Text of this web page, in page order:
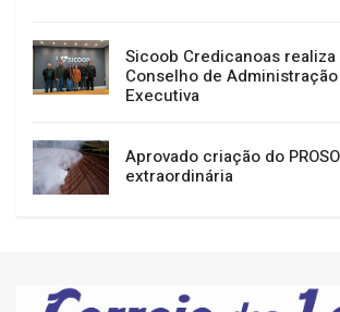
Sicoob Credicanoas
Conselho de
Executiva
Aprovado criação do
extraordinária